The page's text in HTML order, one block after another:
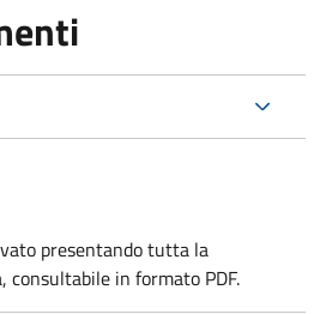
presentando tutta la
consultabile in formato PDF.